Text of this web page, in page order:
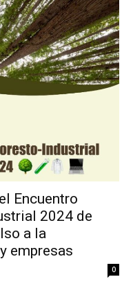
Encuentro
2024 de
a la
empresas
0